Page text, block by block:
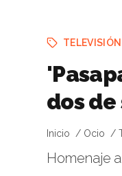
TELEVISIÓN
dos
Inicio Ocio
Homenaje